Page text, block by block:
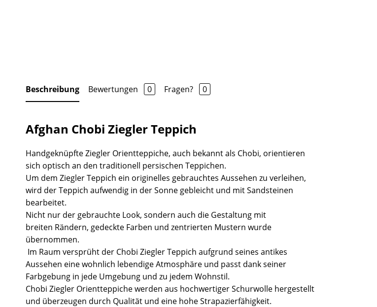
Beschreibung Bewertungen 0 Fragen? 0
Afghan Chobi Ziegler Teppich
Handgeknüpfte Ziegler Orientteppiche, auch bekannt als Chobi, orientieren
sich optisch an den traditionell persischen Teppichen.
Um dem Ziegler Teppich ein originelles gebrauchtes Aussehen zu verleihen,
wird der Teppich aufwendig in der Sonne gebleicht und mit Sandsteinen
bearbeitet.
Nicht nur der gebrauchte Look, sondern auch die Gestaltung mit
breiten Rändern, gedeckte Farben und zentrierten Mustern wurde
übernommen.
Im Raum versprüht der Chobi Ziegler Teppich aufgrund seines antikes
Aussehen eine wohnlich lebendige Atmosphäre und passt dank seiner
Farbgebung in jede Umgebung und zu jedem Wohnstil.
Chobi Ziegler Orientteppiche werden aus hochwertiger Schurwolle hergestellt
und überzeugen durch Qualität und eine hohe Strapazierfähigkeit.